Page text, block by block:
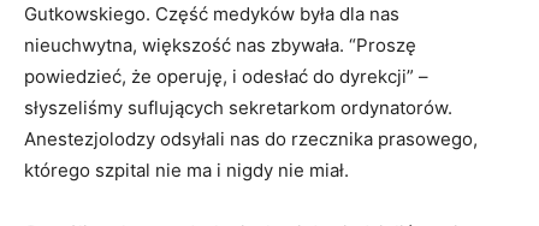
Gutkowskiego. Część medyków była dla nas
nieuchwytna, większość nas zbywała. “Proszę
powiedzieć, że operuję, i odesłać do dyrekcji” –
słyszeliśmy suflujących sekretarkom ordynatorów.
Anestezjolodzy odsyłali nas do rzecznika prasowego,
którego szpital nie ma i nigdy nie miał.